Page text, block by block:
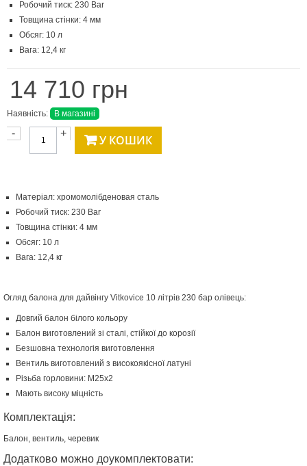
Робочий тиск: 230 Bar
Товщина стінки: 4 мм
Обсяг: 10 л
Вага: 12,4 кг
14 710 грн
Наявність: В магазині
- + У КОШИК
Матеріал: хромомолібденовая сталь
Робочий тиск: 230 Bar
Товщина стінки: 4 мм
Обсяг: 10 л
Вага: 12,4 кг
Огляд балона для дайвінгу Vitkovice 10 літрів 230 бар олівець:
Довгий балон білого кольору
Балон виготовлений зі сталі, стійкої до корозії
Безшовна технологія виготовлення
Вентиль виготовлений з високоякісної латуні
Різьба горловини: М25х2
Мають високу міцність
Комплектація:
Балон, вентиль, черевик
Додатково можно доукомплектовати: